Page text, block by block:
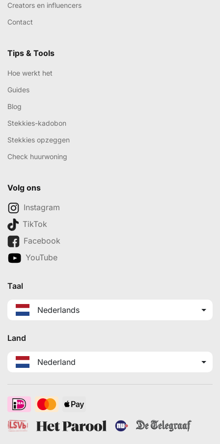
Creators en influencers
Contact
Tips & Tools
Hoe werkt het
Guides
Blog
Stekkies-kadobon
Stekkies opzeggen
Check huurwoning
Volg ons
Instagram
TikTok
Facebook
YouTube
Taal
Nederlands
Land
Nederland